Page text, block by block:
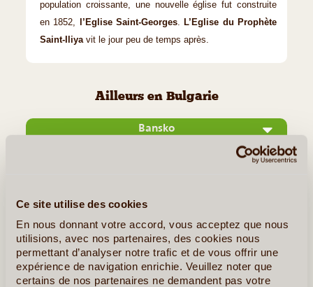
Ce site utilise des cookies
En nous donnant votre accord, vous acceptez que nous
utilisions, avec nos partenaires, des cookies nous
permettant d’analyser notre trafic et de vous offrir une
expérience de navigation enrichie. Veuillez noter que
certains de nos partenaires ne demandent pas votre
population croissante, une nouvelle église fut construite
en 1852,
l’Eglise Saint-Georges
L’Eglise du Prophète
Saint-Iliya vit le jour peu de temps après.
Ailleurs en Bulgarie
Bansko